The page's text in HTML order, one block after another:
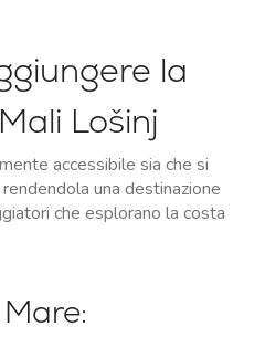
la
Lošinj
accessibile sia che si
una destinazione
che esplorano la costa